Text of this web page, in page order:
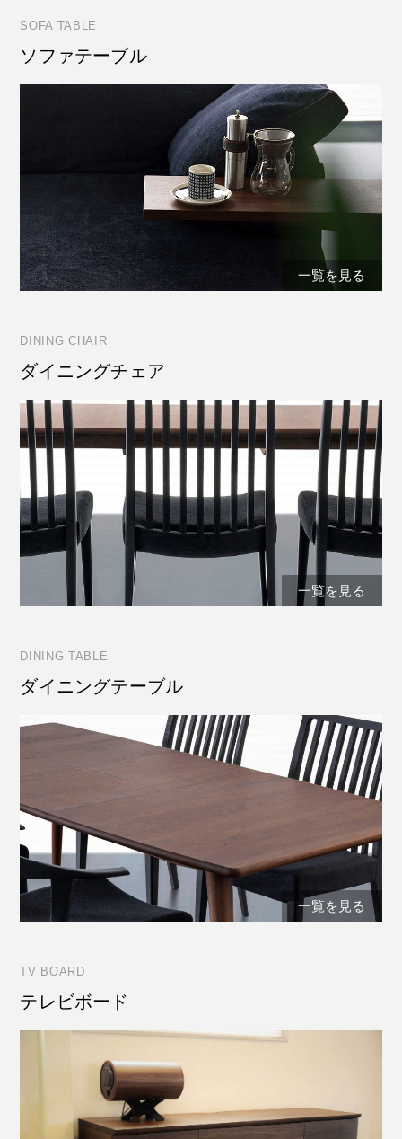
SOFA TABLE
ソファテーブル
一覧を見る
DINING CHAIR
ダイニングチェア
一覧を見る
DINING TABLE
ダイニングテーブル
一覧を見る
TV BOARD
テレビボード